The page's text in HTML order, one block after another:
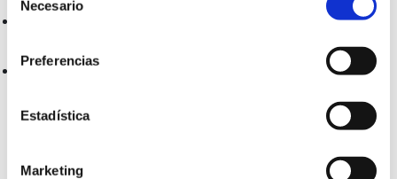
Necesario
Preferencias
Estadística
Marketing
Realizar pruebas de estanqueidad según EN 1610
Encargarnos del saneamiento y control de tramos